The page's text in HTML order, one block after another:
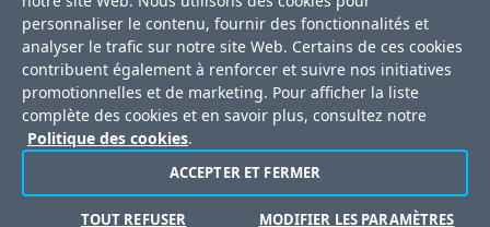
Trust Center Contrat de licence
Merci de ne pas vendre ou partager mes données personnelles
personnaliser le contenu, fournir des fonctionnalités et
analyser le trafic sur notre site Web. Certains de ces cookies
contribuent également à renforcer et suivre nos initiatives
promotionnelles et de marketing. Pour afficher la liste
complète des cookies et en savoir plus, consultez notre
Politique des cookies.
MODIFIER LES PARAMÈTRES
TOUT REFUSER
ACCEPTER ET FERMER